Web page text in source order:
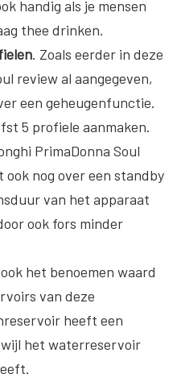
handig als je mensen
thee drinken.
. Zoals eerder in deze
review al aangegeven,
een geheugenfunctie.
5 profiele aanmaken.
PrimaDonna Soul
ook nog over een standby
van het apparaat
ook fors minder
het benoemen waard
van deze
heeft een
het waterreservoir